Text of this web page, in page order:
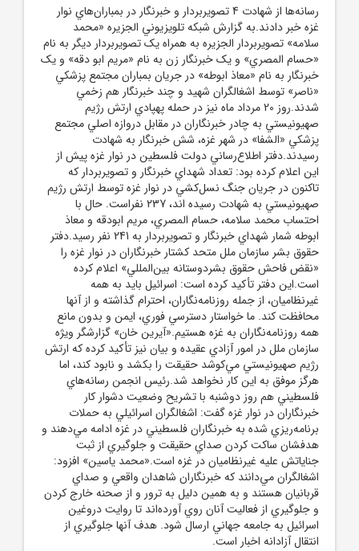
رسانه‌ها از شهادت 4 تصويربردار و خبرنگار در بمباران‌هاي نوار
غزه خبر دادند.به گزارش شبکه تلويزيوني الجزيره «محمد
سلامه» تصويربردار الجزيره به همراه يک تصويربردار ديگر به نام
«حسام المصري» و يک خبرنگار زن به نام «مريم ابو دقه» و يک
خبرنگار به نام «معاذ ابوطه» در جريان بمباران مجتمع پزشکي
«ناصر» توسط اشغالگران شهيد و چند خبرنگار هم زخمي
شدند.روز 20 مرداد ماه نيز در حمله پهپادي ارتش رژيم
صهيونيستي به چادر خبرنگاران در مقابل دروازه اصلي مجتمع
پزشکي «الشفا» در شهر غزه، شش خبرنگار به شهادت
رسيدند.دفتر اطلاع‌رساني دولت فلسطين در نوار غزه پيش از
اين اعلام کرده بود: تعداد شهداي خبرنگار و تصويربردار که
تاکنون در جريان جنگ نسل‌کشي در نوار غزه توسط ارتش رژيم
صهيونيستي به شهادت رسيده اند، 237 نفراست. حال با
احتساب محمد سلامه، حسام المصري، مريم ابودقه و معاذ
ابوطه شمار شهداي خبرنگار و تصويربردار به 241 نفر رسيد.دفتر
حقوق بشر سازمان ملل متحد کشتار خبرنگاران در نوار غزه را
«نقض فاحش حقوق بشردوستانه بين‌المللي» اعلام کرده
است.اين دفتر تأکيد کرده است: اسرائيل بايد به همه
غيرنظاميان، از جمله روزنامه‌نگاران، احترام گذاشته و از آنها
محافظت کند. ما خواستار دسترسي فوري، ايمن و بدون مانع
همه روزنامه‌نگاران به غزه هستيم.«آيرين خان» گزارشگر ويژه
سازمان ملل در امور آزادي عقيده و بيان نيز تأکيد کرده که ارتش
رژيم صهيونيستي مي‌کوشد حقيقت را بکشد و نابود کند، اما
هرگز موفق به اين کار نخواهد شد.رئيس انجمن رسانه‌هاي
فلسطيني هم روز دوشنبه با تشريح وضعيت دشوار کار
خبرنگاران در نوار غزه گفت: اشغالگران اسرائيلي به حملات
برنامه‌ريزي شده به خبرنگاران فلسطيني در غزه ادامه مي‌دهند و
هدفشان ساکت کردن صداي حقيقت و جلوگيري از ثبت
جناياتش عليه غيرنظاميان در غزه است.«محمد ياسين» افزود:
اشغالگران مي‌دانند که خبرنگاران شاهدان واقعي و صداي
قربانيان هستند و به همين دليل به ترور و از صحنه خارج کردن
و جلوگيري از فعاليت آنان روي آورده‌اند تا روايت دروغين
اسرائيل به جامعه جهاني ارسال شود. هدف آنها جلوگيري از
انتقال آزادانه اخبار است.